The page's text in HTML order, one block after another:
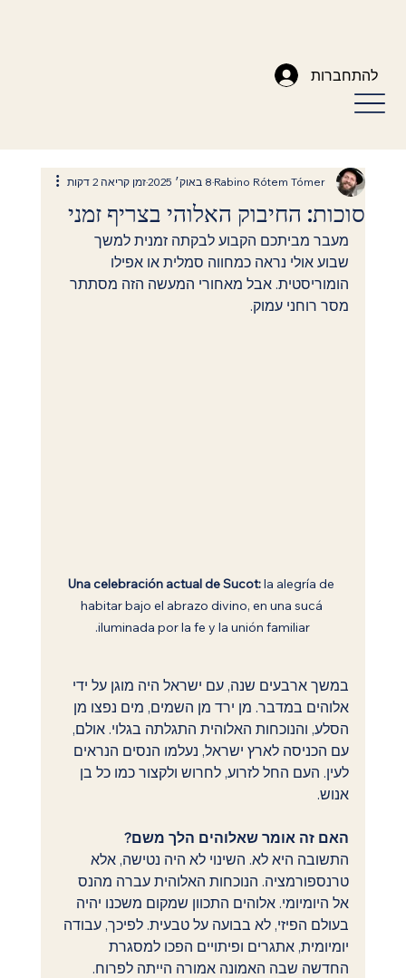
להתחברות
סוכות: החיבוק האלוהי בצריף זמני
Rabino Rótem Tómer8 באוק׳ 2025 זמן קריאה 2 דקות
מעבר מביתכם הקבוע לבקתה זמנית למשך
שבוע אולי נראה כמחווה סמלית או אפילו
הומוריסטית. אבל מאחורי המעשה הזה מסתתר
מסר רוחני עמוק.
Una celebración actual de Sucot: la alegría de
habitar bajo el abrazo divino, en una sucá
iluminada por la fe y la unión familiar.
במשך ארבעים שנה, עם ישראל היה מוגן על ידי
אלוהים במדבר. מן ירד מן השמים, מים נפצו מן
הסלע, והנוכחות האלוהית התגלתה בגלוי. אולם,
עם הכניסה לארץ ישראל, נעלמו הנסים הנראים
לעין. העם החל לזרוע, לחרוש ולקצור כמו כל בן
אנוש.
האם זה אומר שאלוהים הלך משם?
התשובה היא לא. השינוי לא היה נטישה, אלא
טרנספורמציה. הנוכחות האלוהית עברה מהנס
אל היומיומי. אלוהים התכוון שמקום משכנו יהיה
בעולם הפיזי, לא בבועה על טבעית. לפיכך, עבודה
יומיומית, אתגרים ופיתויים הפכו למסגרת
החדשה שבה האמונה אמורה הייתה לפרוח.